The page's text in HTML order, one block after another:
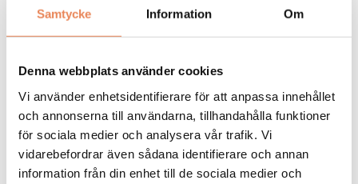
Samtycke Information Om
Denna webbplats använder cookies
Vi använder enhetsidentifierare för att anpassa innehållet
och annonserna till användarna, tillhandahålla funktioner
för sociala medier och analysera vår trafik. Vi
vidarebefordrar även sådana identifierare och annan
information från din enhet till de sociala medier och
General
Manager/Hotelldirektör
Arbetsgivare: Quality Hotel Grand
Placeringsort: Falun
Sista ansökningsdag: 2026-09-04
LÄS MER